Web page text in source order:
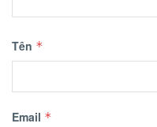
Tên *
Email *